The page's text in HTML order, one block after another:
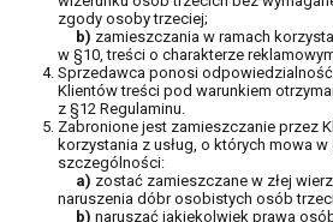
zgody osoby trzeciej;
b) zamieszczania w ramach
w §10, treści o charakterze
Sprzedawca ponosi
Klientów treści pod warunkiem
z §12 Regulaminu.
Zabronione jest zamieszczanie przez
korzystania z usług, o których mowa
szczególności:
a) zostać zamieszczane w złej
naruszenia dóbr osobistych osób
b) naruszać jakiekolwiek prawa